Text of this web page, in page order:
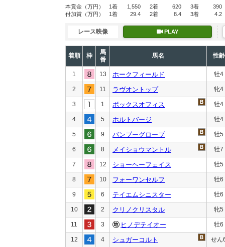
本賞金 （万円） 1着 1,550 2着 620 3着
390
付加賞 （万円） 1着 29.4 2着 8.4 3着 4.2
レース映像 PLAY
着順 枠
馬
番
馬名 性齢
1 13 ホークフィールド 牡4
2 11 ラヴオントップ 牝4
3 1 ボックスオフィス 牡4
4 5 ホルトバージ 牡4
5 9 バンブーグローブ 牡5
6 8 メイショウマントル 牡7
7 12 ショーヘーフェイス 牡5
8 10 フォーワンセルフ 牡6
9 6 テイエムシニスター 牡6
10 2 クリノクリスタル 牝5
11 3 ヒノデテイオー 牡6
12 4 シュガーコルト せん